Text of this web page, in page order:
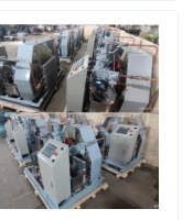
درخواست نقل قول
ژنراتور گاز PSA
ژنراتور اکسیژن PSA